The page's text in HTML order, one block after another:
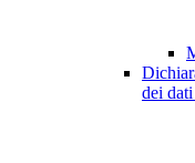
dei dati